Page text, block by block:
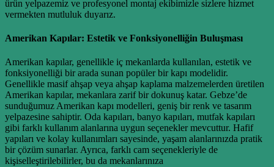
ürün yelpazemiz ve profesyonel montaj ekibimizle sizlere hizmet
vermekten mutluluk duyarız.
Amerikan Kapılar: Estetik ve Fonksiyonelliğin Buluşması
Amerikan kapılar, genellikle iç mekanlarda kullanılan, estetik ve
fonksiyonelliği bir arada sunan popüler bir kapı modelidir.
Genellikle masif ahşap veya ahşap kaplama malzemelerden üretilen
Amerikan kapılar, mekanlara zarif bir dokunuş katar. Gebze’de
sunduğumuz Amerikan kapı modelleri, geniş bir renk ve tasarım
yelpazesine sahiptir. Oda kapıları, banyo kapıları, mutfak kapıları
gibi farklı kullanım alanlarına uygun seçenekler mevcuttur. Hafif
yapıları ve kolay kullanımları sayesinde, yaşam alanlarınızda pratik
bir çözüm sunarlar. Ayrıca, farklı cam seçenekleriyle de
kişiselleştirilebilirler, bu da mekanlarınıza